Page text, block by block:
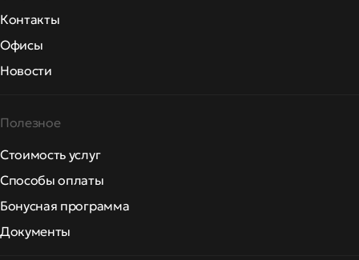
Контакты
Офисы
Новости
Полезное
Стоимость услуг
Способы оплаты
Бонусная программа
Документы